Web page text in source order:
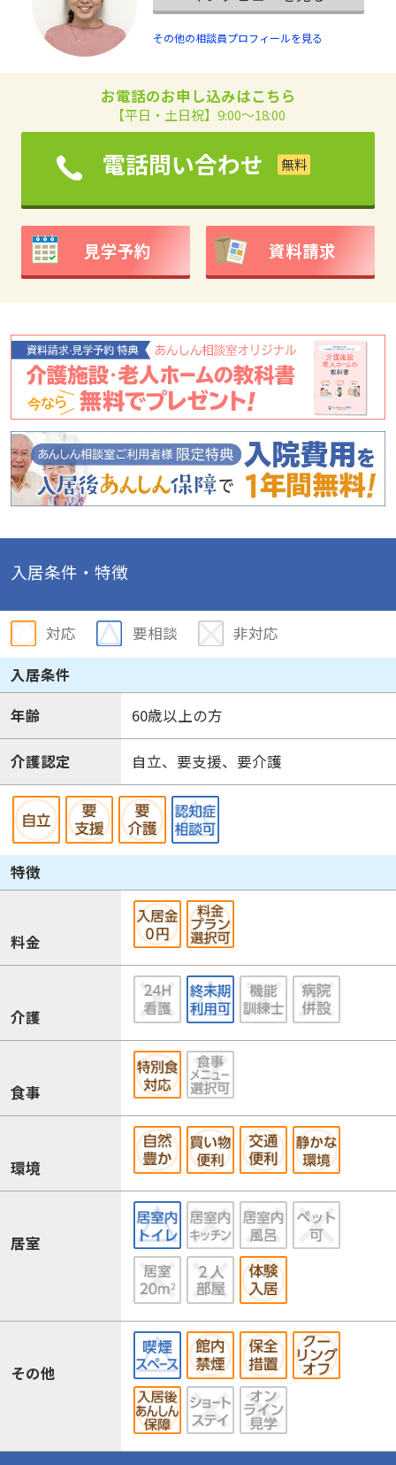
その他の相談員プロフィールを見る
お電話のお申し込みはこちら
【平日・土日祝】9:00～18:00
電話問い合わせ
見学予約 資料請求
入居条件・特徴
対応 要相談
非対応
入居条件
年齢
60歳以上の方
介護認定 自立、要支援、要介護
特徴
料金
介護
食事
環境
居室
その他